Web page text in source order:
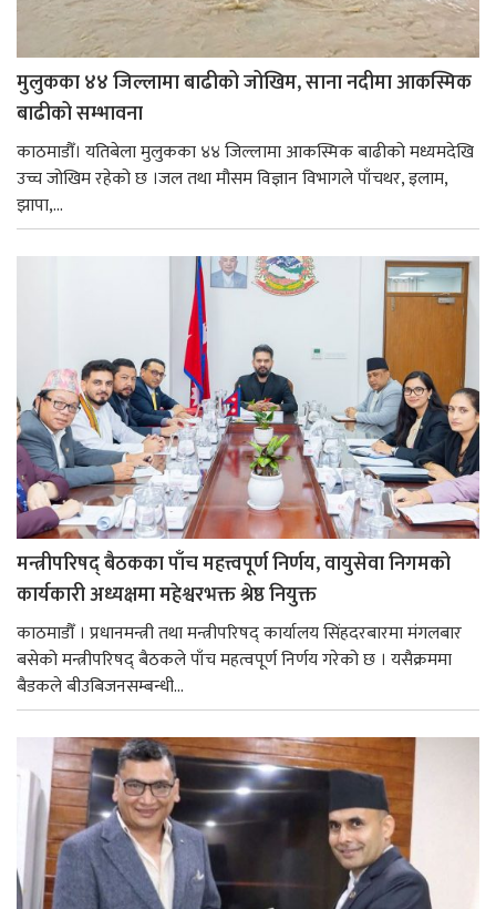
मुलुकका ४४ जिल्लामा बाढीको जोखिम, साना नदीमा आकस्मिक
बाढीको सम्भावना
काठमाडौँ। यतिबेला मुलुकका ४४ जिल्लामा आकस्मिक बाढीको मध्यमदेखि
उच्च जोखिम रहेको छ ।जल तथा मौसम विज्ञान विभागले पाँचथर, इलाम,
झापा,...
मन्त्रीपरिषद् बैठकका पाँच महत्त्वपूर्ण निर्णय, वायुसेवा निगमको
कार्यकारी अध्यक्षमा महेश्वरभक्त श्रेष्ठ नियुक्त
काठमाडौँ । प्रधानमन्त्री तथा मन्त्रीपरिषद् कार्यालय सिंहदरबारमा मंगलबार
बसेको मन्त्रीपरिषद् बैठकले पाँच महत्वपूर्ण निर्णय गरेको छ । यसैक्रममा
बैडकले बीउबिजनसम्बन्धी...